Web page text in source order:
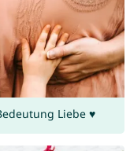
Liebe ♥